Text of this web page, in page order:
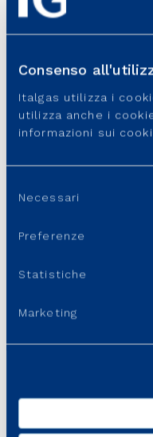
Consenso
Italgas utilizza i
utilizza anche i
informazioni sui
del
Necessari
Preferenze
Statistiche
Marketing
Sentire odore di gas e
Avvertire una
Accorgersi di una
In caso di
Chiamare il